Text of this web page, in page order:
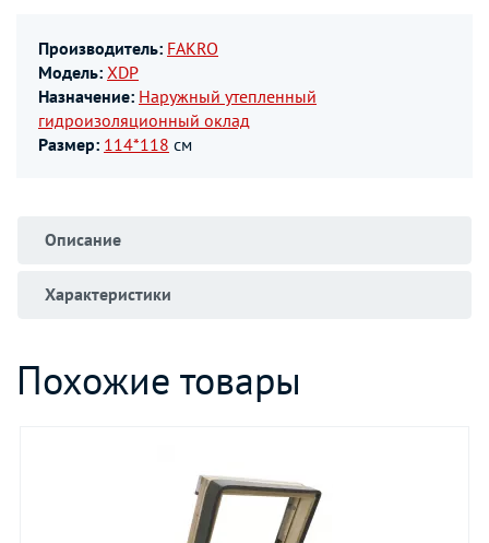
Производитель: FAKRO
Модель: XDP
Назначение: Наружный утепленный
гидроизоляционный оклад
Размер: 114*118 см
Описание
Характеристики
Похожие товары